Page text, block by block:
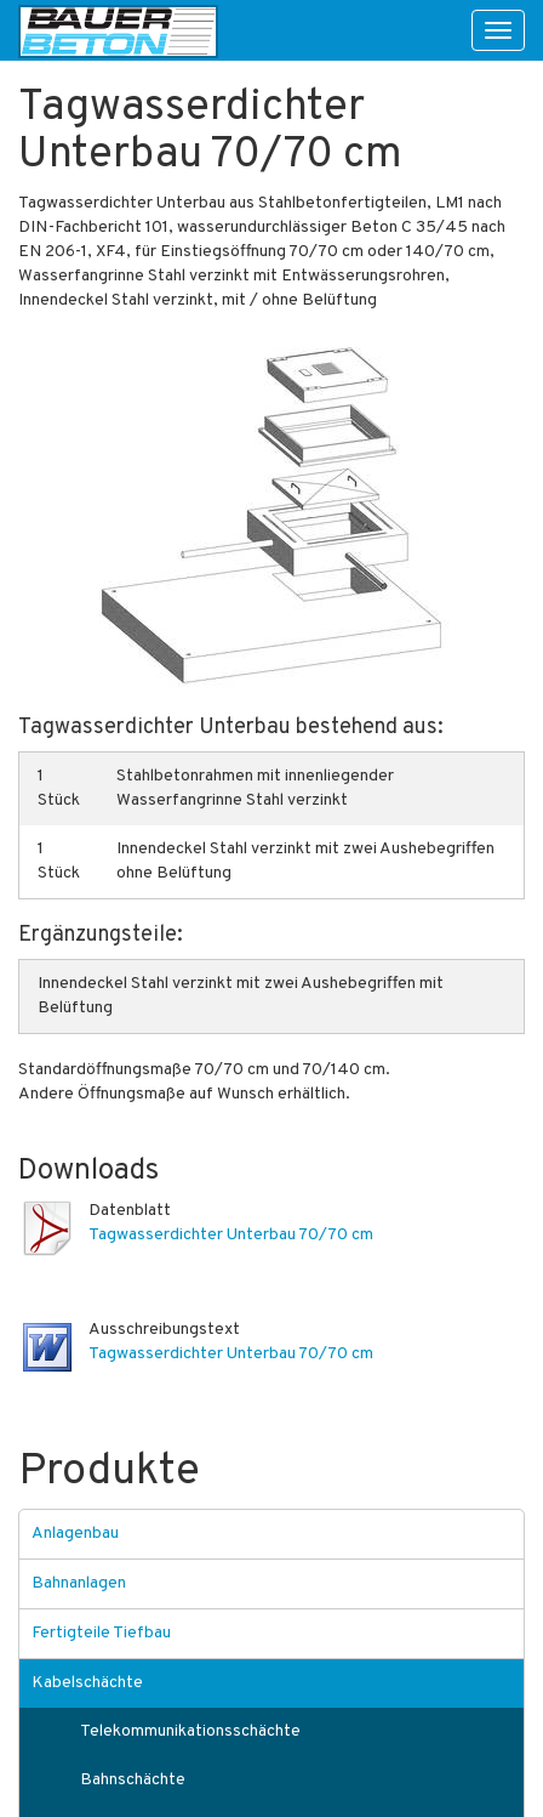
Tagwasserdichter
Unterbau 70/70 cm
Tagwasserdichter Unterbau aus Stahlbetonfertigteilen, LM1 nach
DIN-Fachbericht 101, wasserundurchlässiger Beton C 35/45 nach
EN 206-1, XF4, für Einstiegsöffnung 70/70 cm oder 140/70 cm,
Wasserfangrinne Stahl verzinkt mit Entwässerungsrohren,
Innendeckel Stahl verzinkt, mit / ohne Belüftung
Tagwasserdichter Unterbau bestehend aus:
1
Stück
Stahlbetonrahmen mit innenliegender
Wasserfangrinne Stahl verzinkt
1
Stück
Innendeckel Stahl verzinkt mit zwei Aushebegriffen
ohne Belüftung
Ergänzungsteile:
Innendeckel Stahl verzinkt mit zwei Aushebegriffen mit
Belüftung
Standardöffnungsmaße 70/70 cm und 70/140 cm.
Andere Öffnungsmaße auf Wunsch erhältlich.
Downloads
Datenblatt
Tagwasserdichter Unterbau 70/70 cm
Ausschreibungstext
Tagwasserdichter Unterbau 70/70 cm
Produkte
Anlagenbau
Bahnanlagen
Fertigteile Tiefbau
Kabelschächte
Telekommunikationsschächte
Bahnschächte